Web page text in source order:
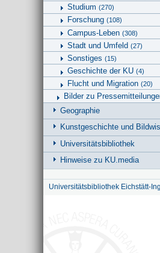
Studium (270)
Forschung (108)
Campus-Leben (308)
Stadt und Umfeld (27)
Sonstiges (15)
Geschichte der KU (4)
Flucht und Migration (20)
Bilder zu
Geographie
Kunstgeschichte und
Universitätsbibliothek
Hinweise zu KU.media
Universitätsbibliothek Eichstätt-